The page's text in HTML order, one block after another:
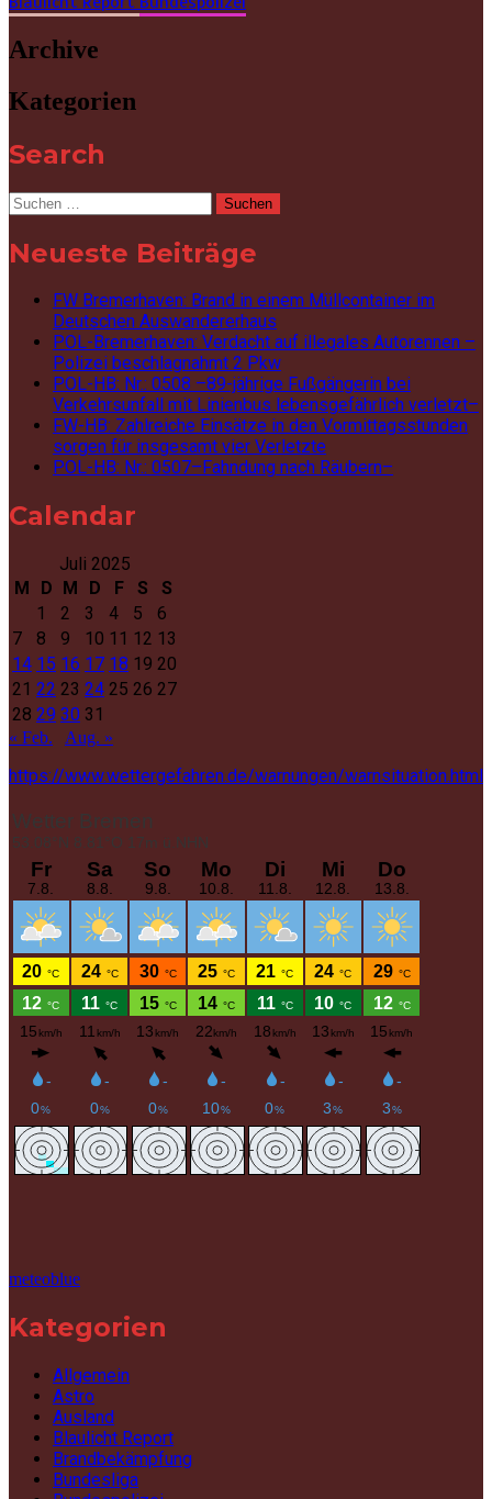
Archive
Kategorien
Search
Suchen
nach:
Neueste Beiträge
FW Bremerhaven: Brand in einem Müllcontainer im
Deutschen Auswandererhaus
POL-Bremerhaven: Verdacht auf illegales Autorennen –
Polizei beschlagnahmt 2 Pkw
POL-HB: Nr.: 0508 –89-jährige Fußgängerin bei
Verkehrsunfall mit Linienbus lebensgefährlich verletzt–
FW-HB: Zahlreiche Einsätze in den Vormittagsstunden
sorgen für insgesamt vier Verletzte
POL-HB: Nr.: 0507–Fahndung nach Räubern–
Calendar
Juli 2025
M
D M D F S
S
1
2 3 4 5
6
7
8 9 10 11 12 13
14 15 16 17 18 19 20
21 22 23 24 25 26 27
28 29 30 31
« Feb. Aug. »
https://www.wettergefahren.de/warnungen/warnsituation.html
meteoblue
Kategorien
Allgemein
Astro
Ausland
Blaulicht Report
Brandbekämpfung
Bundesliga